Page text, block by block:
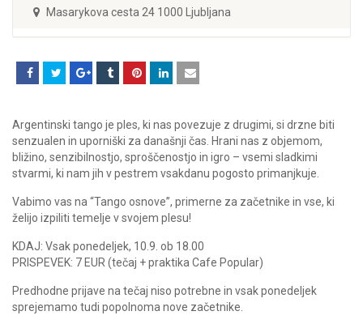
Masarykova cesta 24 1000 Ljubljana
Argentinski tango je ples, ki nas povezuje z drugimi, si drzne biti
senzualen in uporniški za današnji čas. Hrani nas z objemom,
bližino, senzibilnostjo, sproščenostjo in igro – vsemi sladkimi
stvarmi, ki nam jih v pestrem vsakdanu pogosto primanjkuje.
Vabimo vas na “Tango osnove”, primerne za začetnike in vse, ki
želijo izpiliti temelje v svojem plesu!
KDAJ: Vsak ponedeljek, 10.9. ob 18.00
PRISPEVEK: 7 EUR (tečaj + praktika Cafe Popular)
Predhodne prijave na tečaj niso potrebne in vsak ponedeljek
sprejemamo tudi popolnoma nove začetnike.